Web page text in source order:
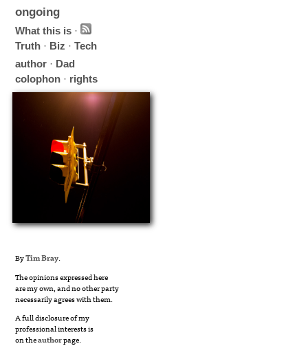
ongoing
What this is ·
Truth · Biz ·Tech
author · Dad
colophon · rights
ByTim Bray.
The opinions expressed here
are my own, and no other party
necessarily agrees with them.
A full disclosure of my
professional interests is
on theauthorpage.